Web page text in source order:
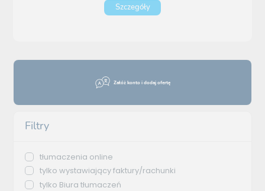
Załóż konto i dodaj ofertę
Filtry
tłumaczenia online
tylko wystawiający faktury/rachunki
tylko Biura tłumaczeń
Szczegóły